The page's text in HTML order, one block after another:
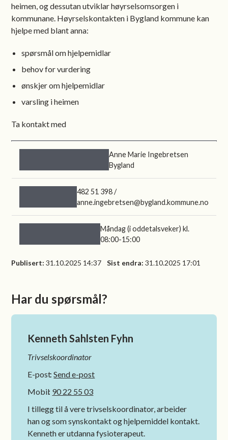
heimen, og dessutan utviklar høyrselsomsorgen i
kommunane. Høyrselskontakten i Bygland kommune kan
hjelpe med blant anna:
spørsmål om hjelpemidlar
behov for vurdering
ønskjer om hjelpemidlar
varsling i heimen
Ta kontakt med
Anne Marie Ingebretsen
Bygland
482 51 398 /
anne.ingebretsen@bygland.kommune.no
Måndag (i oddetalsveker) kl.
08:00-15:00
Publisert 31.10.2025 14:37 Sist endra 31.10.2025 17:01
Har du spørsmål?
Kenneth Sahlsten Fyhn
Trivselskoordinator
E-post Send e-post
Mobil 90 22 55 03
I tillegg til å vere trivselskoordinator, arbeider
han og som synskontakt og hjelpemiddel kontakt.
Kenneth er utdanna fysioterapeut.